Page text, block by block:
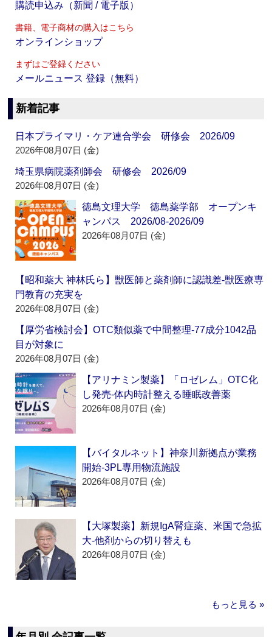
購読申込み（新聞 / 電子版）
書籍、電子商材の購入はこちら
オンラインショップ
まずはご登録ください
メールニュース 登録（無料）
新着記事
日本プライマリ・ケア連合学会 研修会 2026/09
2026年08月07日 (金)
埼玉県病院薬剤師会 研修会 2026/09
2026年08月07日 (金)
徳島文理大学 徳島薬学部 オープンキ
ャンパス 2026/08-2026/09
2026年08月07日 (金)
【昭和薬大 神林氏ら】獣医師と薬剤師に認識差‐獣医療専
門教育の充実を
2026年08月07日 (金)
【厚労省検討会】OTC類似薬で中間整理‐77成分1042品
目が対象に
2026年08月07日 (金)
【アリナミン製薬】「ロゼレム」OTC化
し発売‐体内時計整える睡眠改善薬
2026年08月07日 (金)
【バイタルネット】神奈川新拠点が業務
開始‐3PL専用物流施設
2026年08月07日 (金)
【大塚製薬】新規IgA腎症薬、米国で急拡
大‐他剤からの切り替えも
2026年08月07日 (金)
もっと見る »